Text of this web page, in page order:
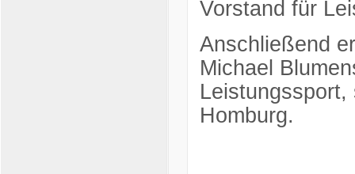
Vorstand für
Anschließend
Michael
Homburg.